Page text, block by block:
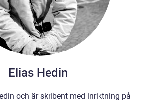
Elias Hedin
och är skribent med inriktning på